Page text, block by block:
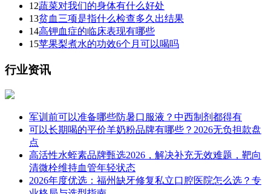
12蔬菜对我们的身体有什么好处
13贫血三项是指什么检查多久出结果
14高钾血症的临床表现有哪些
15苹果梨煮水的功效6个月可以喝吗
行业资讯
军训前可以准备哪些防暑口服液？中西制剂都得有
可以长期喝的平价羊奶粉品牌有哪些？2026无负担款盘
点
高活性水蛭素品牌甄选2026，解决补充无效难题，靶向
清微栓维持血管年轻状态
2026年度优选：福州缺牙修复私立口腔医院怎么选？专